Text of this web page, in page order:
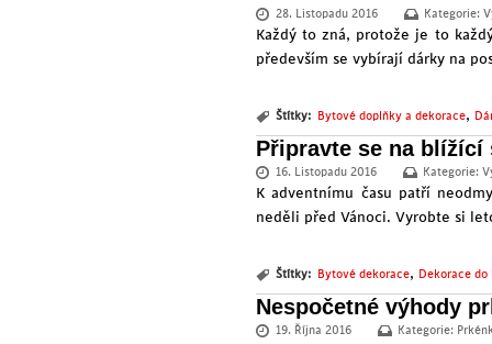
28. Listopadu 2016 Kategorie:
Každý to zná, protože je to
především se vybírají dárky na
Štítky: Bytové doplňky a dekorace,
Připravte se na blížící
16. Listopadu 2016 Kategorie:
K adventnímu času patří
neděli před Vánoci. Vyrobte si
Štítky: Bytové dekorace, Dekorace do
Nespočetné výhody
19. Října 2016 Kategorie: